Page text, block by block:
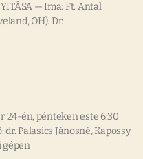
— Ima: Ft. Antal
OH). Dr.
24-én, pénteken este 6:30
Palasics Jánosné, Kapossy
gépen